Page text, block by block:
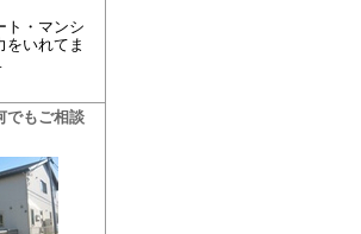
ト・マンシ
をいれてま
でもご相談